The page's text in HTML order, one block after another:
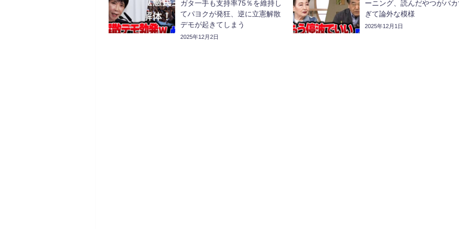
ガタ一手も支持率75％を維持し
てパヨクが発狂、逆に立憲解散
デモが起きてしまう
2025年12月2日
ーニング、読んだやつがバカ
ぎて論外な模様
2025年12月1日